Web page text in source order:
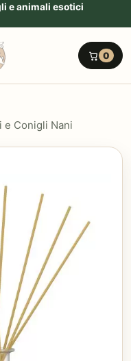
e animali esotici
0
e Conigli Nani